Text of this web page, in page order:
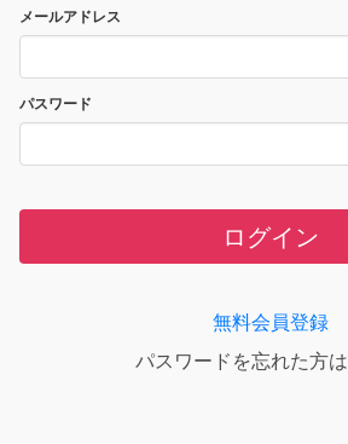
メールアドレス
パスワード
ログイン
無料会員登録
パスワードを忘れた方は